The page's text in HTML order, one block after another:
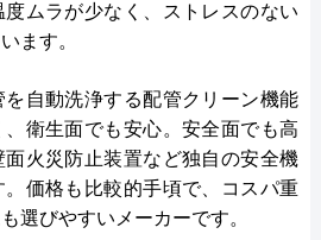
ムラが少なく、ストレスのない
ます。
自動洗浄する配管クリーン機能
衛生面でも安心。安全面でも高
面火災防止装置など独自の安全機
価格も比較的手頃で、コスパ重
選びやすいメーカーです。